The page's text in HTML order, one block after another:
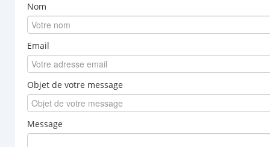
Nom
Email
Objet de votre message
Message